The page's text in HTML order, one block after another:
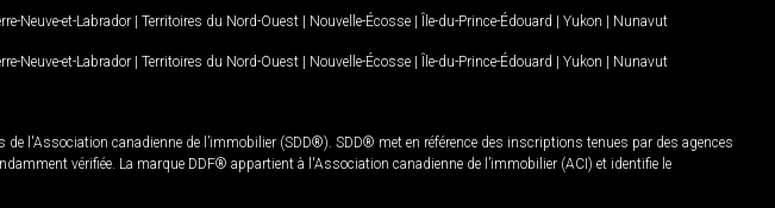
Neuve-et-Labrador | Territoires du Nord-Ouest | Nouvelle-Écosse | Île-du-Prince-Édouard | Yukon | Nunavut
Neuve-et-Labrador | Territoires du Nord-Ouest | Nouvelle-Écosse | Île-du-Prince-Édouard | Yukon | Nunavut
de l'Association canadienne de l’immobilier (SDD®). SDD® met en référence des inscriptions tenues par des agences
vérifiée. La marque DDF® appartient à l'Association canadienne de l’immobilier (ACI) et identifie le